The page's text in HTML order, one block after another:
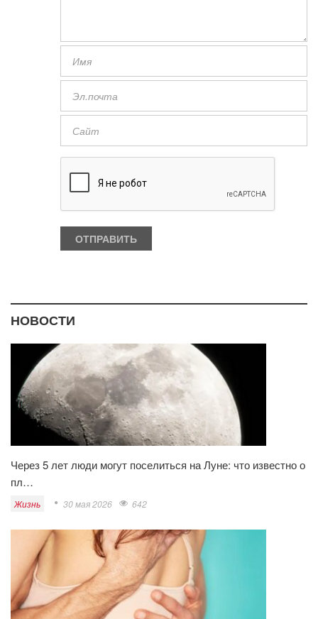
НОВОСТИ
Через 5 лет люди могут поселиться на Луне: что известно о
пл…
Жизнь 30 мая 2026 642